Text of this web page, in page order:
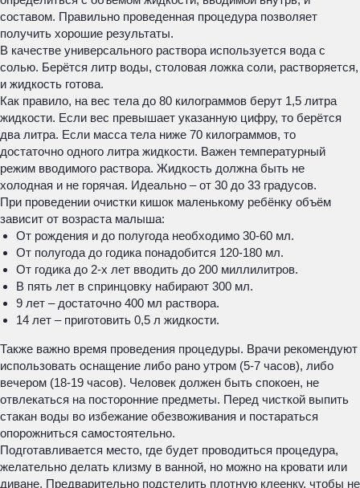
составом. Правильно проведенная процедура позволяет
получить хорошие результаты.
В качестве универсального раствора используется вода с
солью. Берётся литр воды, столовая ложка соли, растворяется,
и жидкость готова.
Как правило, на вес тела до 80 килограммов берут 1,5 литра
жидкости. Если вес превышает указанную цифру, то берётся
два литра. Если масса тела ниже 70 килограммов, то
достаточно одного литра жидкости. Важен температурный
режим вводимого раствора. Жидкость должна быть не
холодная и не горячая. Идеально – от 30 до 33 градусов.
При проведении очистки кишок маленькому ребёнку объём
зависит от возраста малыша:
От рождения и до полугода необходимо 30-60 мл.
От полугода до годика понадобится 120-180 мл.
От годика до 2-х лет вводить до 200 миллилитров.
В пять лет в спринцовку набирают 300 мл.
9 лет – достаточно 400 мл раствора.
14 лет – приготовить 0,5 л жидкости.
Также важно время проведения процедуры. Врачи рекомендуют
использовать оснащение либо рано утром (5-7 часов), либо
вечером (18-19 часов). Человек должен быть спокоен, не
отвлекаться на посторонние предметы. Перед чисткой выпить
стакан воды во избежание обезвоживания и постараться
опорожниться самостоятельно.
Подготавливается место, где будет проводиться процедура,
желательно делать клизму в ванной, но можно на кровати или
диване. Предварительно подстелить плотную клеенку, чтобы не